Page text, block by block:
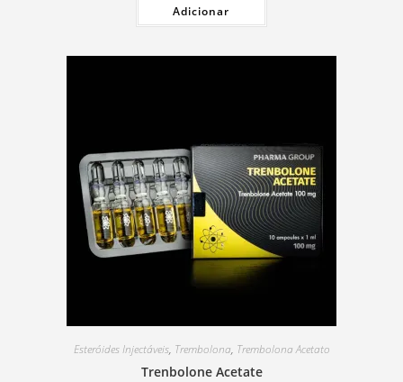
Adicionar
Esteróides Injectáveis, Trembolona, Trembolona Acetato
Trenbolone Acetate